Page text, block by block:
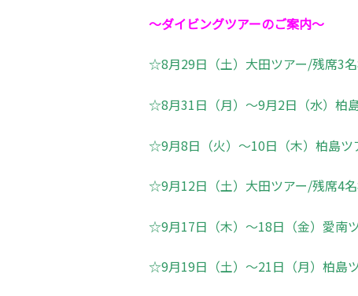
～ダイビングツアーのご案内～
☆8月29日（土）大田ツアー/残席3
☆8月31日（月）～9月2日（水）柏
☆9月8日（火）～10日（木）柏島ツ
☆9月12日（土）大田ツアー/残席4
☆9月17日（木）～18日（金）愛南
☆9月19日（土）～21日（月）柏島